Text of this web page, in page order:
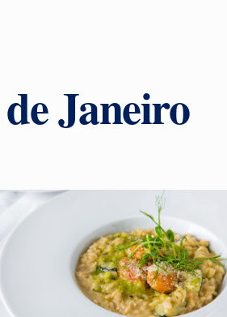
Janeiro